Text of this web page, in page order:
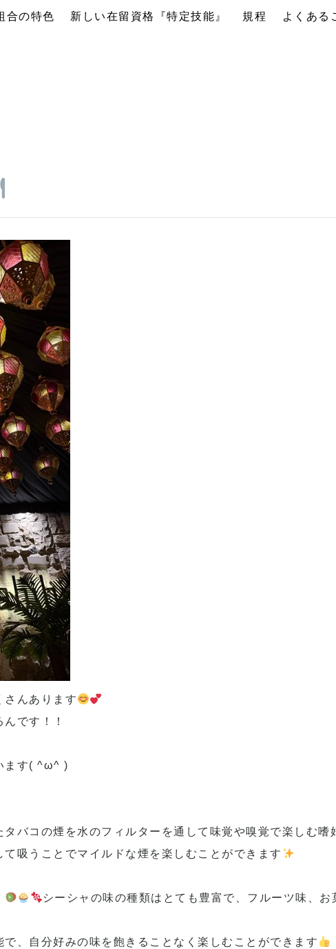
合の特色 新しい在留資格『特定技能』 規程 よくある
さんあります
です！！
ます( ^ω^ )
バコの煙を水のフィルターを通して味覚や嗅覚で楽しむ嗜
吸うことでマイルドな煙を楽しむことができます
シーシャの味の種類はとても豊富で、フルーツ味、お
、自分好みの味を飽きることなく楽しむことができます